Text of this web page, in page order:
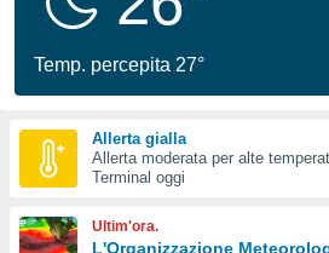
di
le
Temp. percepita 27°
Allerta gialla
Allerta moderata per alte
Terminal oggi
Ultim'ora.
L'Organizzazione